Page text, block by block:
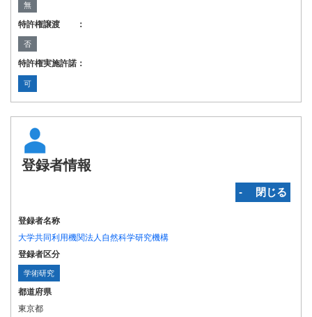
無
特許権譲渡 ：
否
特許権実施許諾：
可
登録者情報
‐ 閉じる
登録者名称
大学共同利用機関法人自然科学研究機構
登録者区分
学術研究
都道府県
東京都